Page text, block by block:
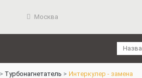
Москва
Турбонагнетатель Интеркулер - замена